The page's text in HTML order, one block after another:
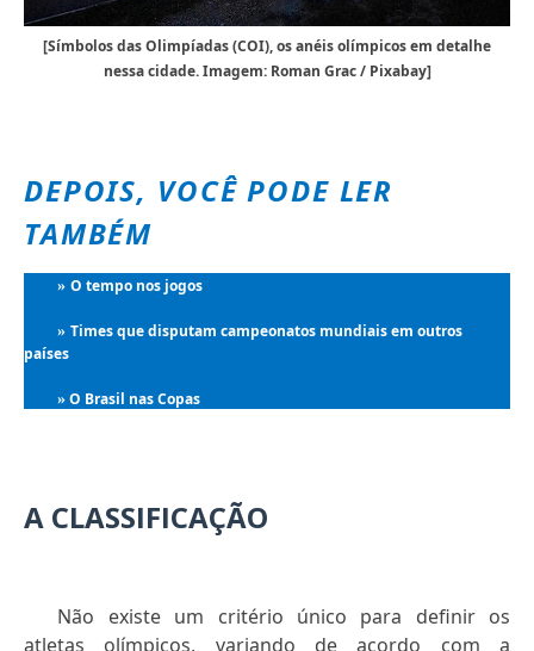
[Símbolos das Olimpíadas (COI), os anéis olímpicos em detalhe
nessa cidade. Imagem: Roman Grac / Pixabay]
DEPOIS, VOCÊ PODE LER
TAMBÉM
» O tempo nos jogos
» Times que disputam campeonatos mundiais em outros
países
» O Brasil nas Copas
A CLASSIFICAÇÃO
Não existe um critério único para definir os
atletas olímpicos, variando de acordo com a